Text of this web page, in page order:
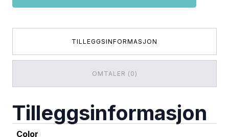
Tree
TILLEGGSINFORMASJON
OMTALER (0)
Tilleggsinformasjon
Color